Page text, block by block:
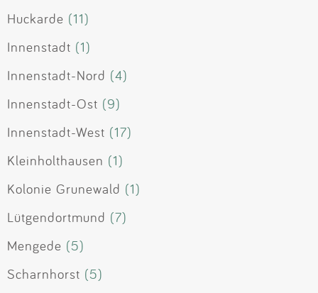
Huckarde (11)
Innenstadt (1)
Innenstadt-Nord (4)
Innenstadt-Ost (9)
Innenstadt-West (17)
Kleinholthausen (1)
Kolonie Grunewald (1)
Lütgendortmund (7)
Mengede (5)
Scharnhorst (5)